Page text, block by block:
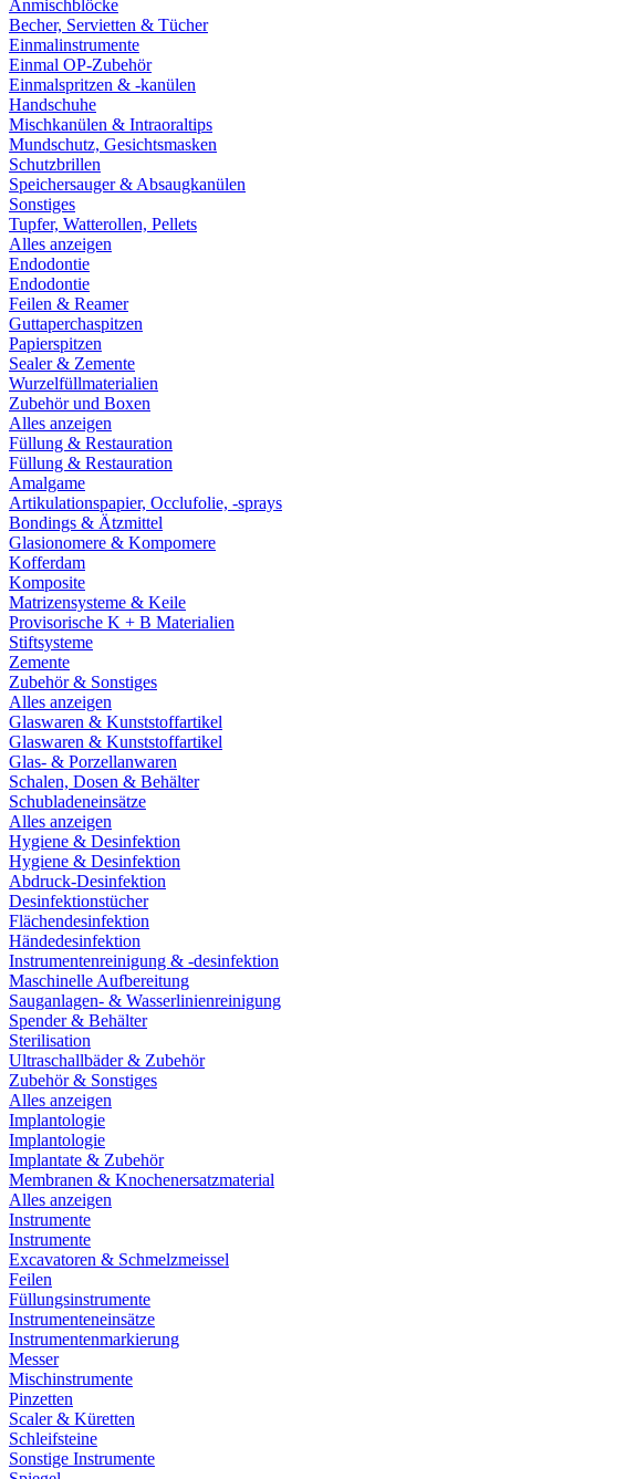
Anmischblöcke
Becher, Servietten & Tücher
Einmalinstrumente
Einmal OP-Zubehör
Einmalspritzen & -kanülen
Handschuhe
Mischkanülen & Intraoraltips
Mundschutz, Gesichtsmasken
Schutzbrillen
Speichersauger & Absaugkanülen
Sonstiges
Tupfer, Watterollen, Pellets
Alles anzeigen
Endodontie
Endodontie
Feilen & Reamer
Guttaperchaspitzen
Papierspitzen
Sealer & Zemente
Wurzelfüllmaterialien
Zubehör und Boxen
Alles anzeigen
Füllung & Restauration
Füllung & Restauration
Amalgame
Artikulationspapier, Occlufolie, -sprays
Bondings & Ätzmittel
Glasionomere & Kompomere
Kofferdam
Komposite
Matrizensysteme & Keile
Provisorische K + B Materialien
Stiftsysteme
Zemente
Zubehör & Sonstiges
Alles anzeigen
Glaswaren & Kunststoffartikel
Glaswaren & Kunststoffartikel
Glas- & Porzellanwaren
Schalen, Dosen & Behälter
Schubladeneinsätze
Alles anzeigen
Hygiene & Desinfektion
Hygiene & Desinfektion
Abdruck-Desinfektion
Desinfektionstücher
Flächendesinfektion
Händedesinfektion
Instrumentenreinigung & -desinfektion
Maschinelle Aufbereitung
Sauganlagen- & Wasserlinienreinigung
Spender & Behälter
Sterilisation
Ultraschallbäder & Zubehör
Zubehör & Sonstiges
Alles anzeigen
Implantologie
Implantologie
Implantate & Zubehör
Membranen & Knochenersatzmaterial
Alles anzeigen
Instrumente
Instrumente
Excavatoren & Schmelzmeissel
Feilen
Füllungsinstrumente
Instrumenteneinsätze
Instrumentenmarkierung
Messer
Mischinstrumente
Pinzetten
Scaler & Küretten
Schleifsteine
Sonstige Instrumente